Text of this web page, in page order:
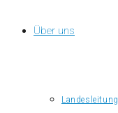
Über uns
Landesleitung